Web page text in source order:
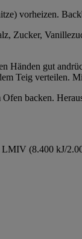
vorheizen.
Zucker,
Händen gut
Teig verteilen.
backen.
LMIV (8.400 kJ/